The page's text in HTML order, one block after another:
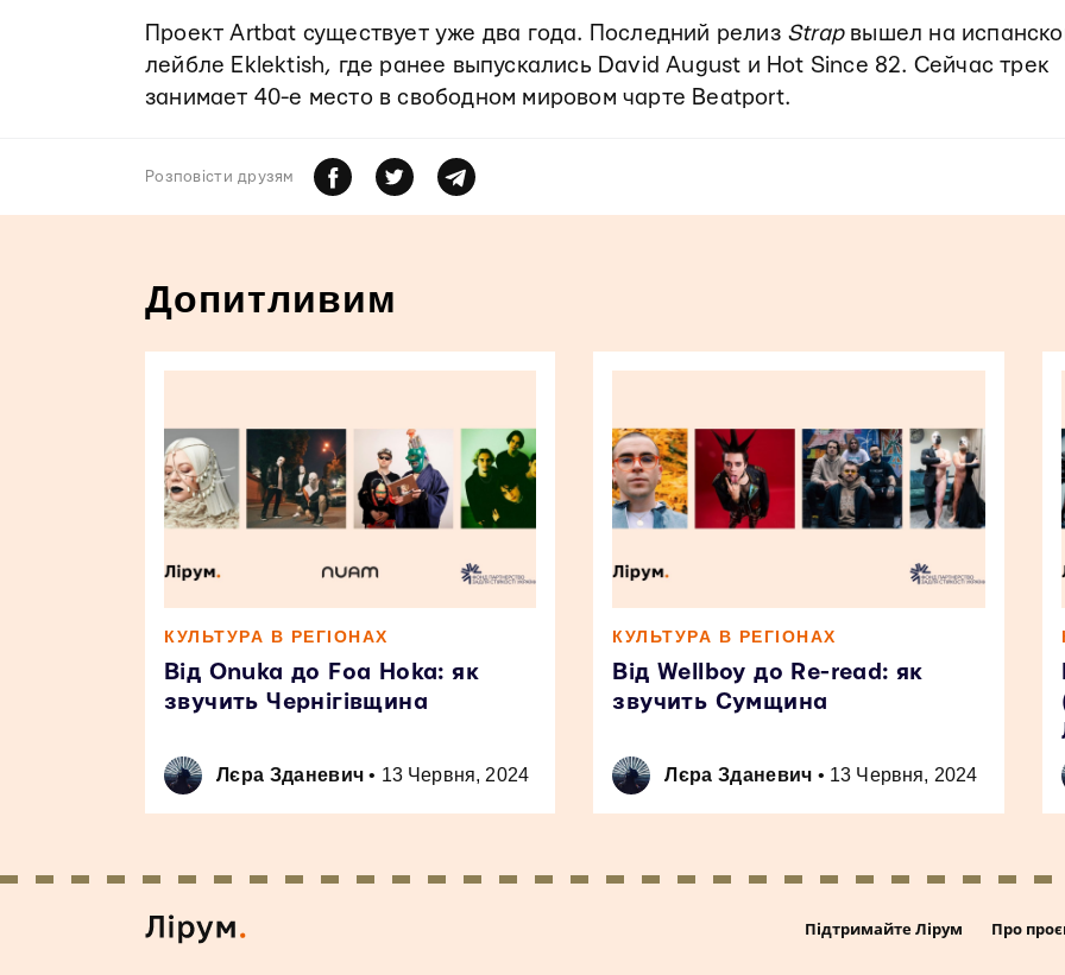
Проект Artbat существует уже два года. Последний релиз Strapвышел на
лейбле Eklektish, где ранее выпускались David August и Hot Since 82. Сейчас трек
занимает 40-е место в свободном мировом чарте Beatport.
Розповiсти друзям
Допитливим
КУЛЬТУРА В РЕГІОНАХ
Від Onuka до Foa Hoka: як
звучить Чернігівщина
Лєра Зданевич • 13 Червня, 2024
КУЛЬТУРА В РЕГІОНАХ
Від Wellboy до Re-read: як
звучить Сумщина
Лєра Зданевич • 13 Червня, 2024
Підтримайте Лірум Про